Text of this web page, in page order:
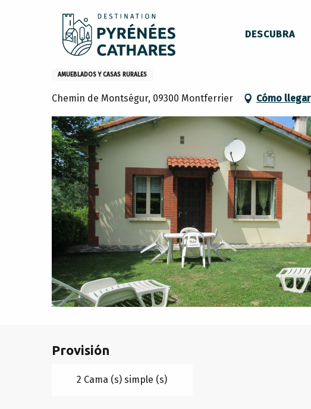
DESCUBRA
Inicio Permanezca en
les Hortensias
AMUEBLADOS Y CASAS RURALES
Chemin de Montségur, 09300 Montferrier Cómo llegar
Provisión
2 Cama (s) simple (s)